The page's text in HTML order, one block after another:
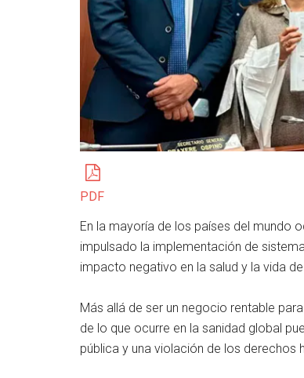
PDF
En la mayoría de los países del mundo
impulsado la implementación de
impacto negativo en la salud y la vida
Más allá de ser un negocio rentable
de lo que ocurre en la sanidad global
pública y una violación de los derechos